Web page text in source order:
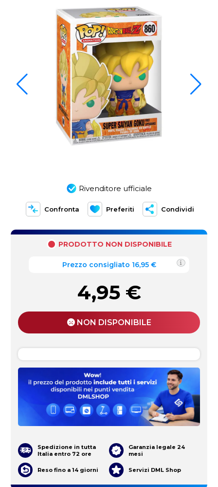
Rivenditore ufficiale
Confronta Preferiti Condividi
PRODOTTO NON DISPONIBILE
Prezzo consigliato 16,95 €
4,95 €
NON DISPONIBILE
Spedizione in tutta
Italia entro 72 ore
Garanzia legale 24
mesi
Reso fino a 14 giorni Servizi DML Shop